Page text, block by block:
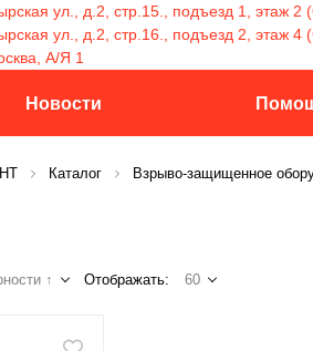
ул., д.2, стр.15., подъезд 1, этаж 2
ул., д.2, стр.16., подъезд 2, этаж 4
А/Я 1
Новости
Каталог Взрыво-защищенное
↑ Отображать: 60